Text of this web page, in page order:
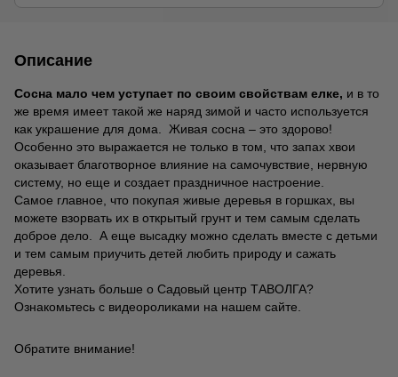
Описание
Сосна мало чем уступает по своим свойствам елке, и в то
же время имеет такой же наряд зимой и часто используется
как украшение для дома. Живая сосна – это здорово!
Особенно это выражается не только в том, что запах хвои
оказывает благотворное влияние на самочувствие, нервную
систему, но еще и создает праздничное настроение.
Самое главное, что покупая живые деревья в горшках, вы
можете взорвать их в открытый грунт и тем самым сделать
доброе дело. А еще высадку можно сделать вместе с детьми
и тем самым приучить детей любить природу и сажать
деревья.
Хотите узнать больше о Садовый центр ТАВОЛГА?
Ознакомьтесь с видеороликами на нашем сайте.
Обратите внимание!